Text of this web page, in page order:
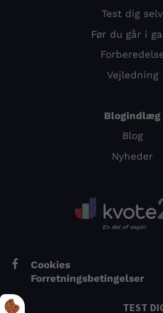
TEST
Test dig selv
Før du går i
Vejledning
Blogindlæg
Blog
Nyheder
Cookies
Forretningsbetingelser